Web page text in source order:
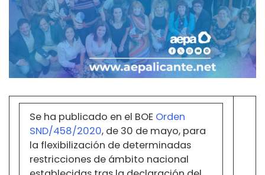
Se ha publicado en el BOE Orden
SND/458/2020, de 30 de mayo, para
la flexibilización de determinadas
restricciones de ámbito nacional